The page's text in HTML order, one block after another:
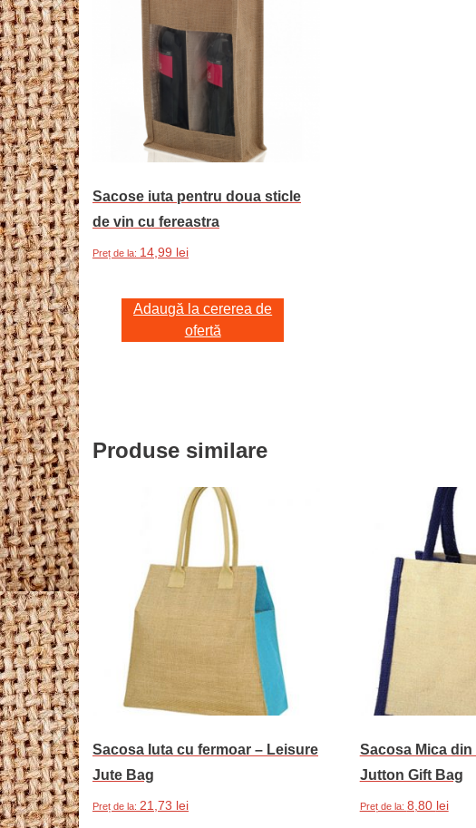
Sacose iuta pentru doua sticle
de vin cu fereastra
Preț de la: 14,99 lei
Adaugă la cererea de
ofertă
Produse similare
Sacosa Iuta cu fermoar – Leisure
Jute Bag
Preț de la: 21,73 lei
Sacosa Mica din
Jutton Gift Bag
Preț de la: 8,80 lei